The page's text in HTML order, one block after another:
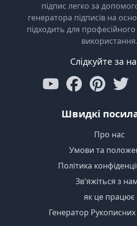
підпис легко за
генератора підписів на
підходить для
використання.
Слідкуйте за
Швидкі
Про нас
Умови та
Політика
Зв'яжіться з
як це працює
Генератор Рукописних